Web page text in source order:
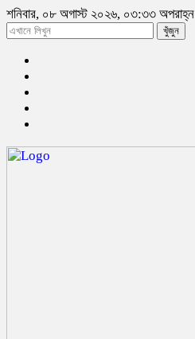
শনিবার, ০৮ অগাস্ট ২০২৬, ০৩:৩৩ অপরাহ্ন
খুঁজুন